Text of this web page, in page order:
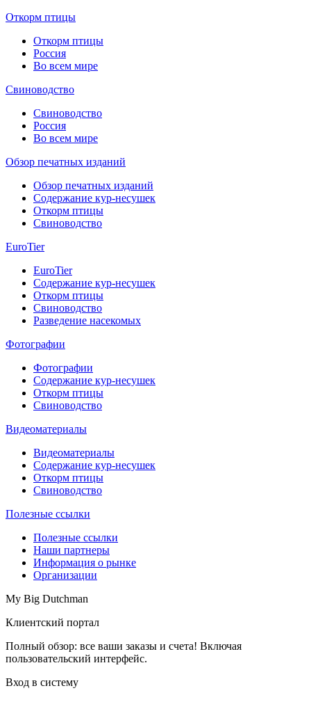
Откорм птицы
Откорм птицы
Россия
Во всем мире
Свиноводство
Свиноводство
Россия
Во всем мире
Обзор печатных изданий
Обзор печатных изданий
Содержание кур-несушек
Откорм птицы
Свиноводство
EuroTier
EuroTier
Содержание кур-несушек
Откорм птицы
Свиноводство
Разведение насекомых
Фотографии
Фотографии
Содержание кур-несушек
Откорм птицы
Свиноводство
Видеоматериалы
Видеоматериалы
Содержание кур-несушек
Откорм птицы
Свиноводство
Полезные ссылки
Полезные ссылки
Наши партнеры
Информация о рынке
Организации
My Big Dutchman
Клиентский портал
Полный обзор: все ваши заказы и счета! Включая
пользовательский интерфейс.
Вход в систему